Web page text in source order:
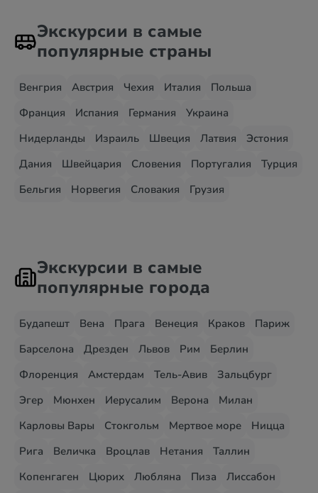
Экскурсии в самые
популярные страны
Венгрия Австрия Чехия Италия
Польша
Франция
Испания Германия
Украина
Нидерланды
Израиль Швеция Латвия
Эстония
Дания
Швейцария Словения Португалия
Турция
Бельгия
Норвегия Словакия Грузия
Экскурсии в самые
популярные города
Будапешт Вена Прага Венеция Краков
Париж
Барселона
Дрезден Львов Рим
Берлин
Флоренция
Амстердам Тель-Авив
Зальцбург
Эгер
Мюнхен Иерусалим Верона
Милан
Карловы Вары
Стокгольм Мертвое море
Ницца
Рига
Величка Вроцлав Нетания
Таллин
Копенгаген
Цюрих Любляна Пиза
Лиссабон